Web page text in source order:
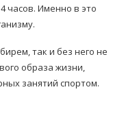
часов. Именно в это
так и без него не
образа жизни,
занятий спортом.